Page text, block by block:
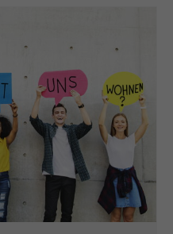
dolor. Aenean
penatibus et magnis
ridiculus mus.
nec.